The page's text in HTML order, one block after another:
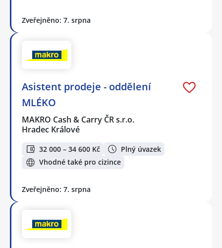
Zveřejněno: 7. srpna
Asistent prodeje - oddělení
MLÉKO
MAKRO Cash & Carry ČR s.r.o.
Hradec Králové
32 000 – 34 600 Kč
Plný úvazek
Vhodné také pro cizince
Zveřejněno: 7. srpna